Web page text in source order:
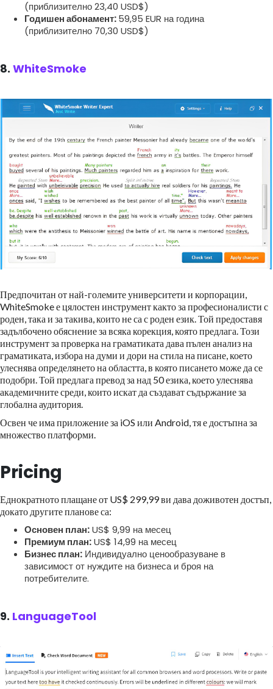
(приблизително 23,40 USD$)
Годишен абонамент:59,95 EUR на година
(приблизително 70,30 USD$)
8. WhiteSmoke
Предпочитан от най-големите университети и корпорации,
WhiteSmoke е цялостен инструмент както за професионалисти с
роден, така и за такива, които не са с роден език. Той предоставя
задълбочено обяснение за всяка корекция, която предлага. Този
инструмент за проверка на граматиката дава пълен анализ на
граматиката, избора на думи и дори на стила на писане, което
улеснява определянето на областта, в която писането може да се
подобри. Той предлага превод за над 50 езика, което улеснява
академичните среди, които искат да създават съдържание за
глобална аудитория.
Освен че има приложение за iOS или Android, тя е достъпна за
множество платформи.
Pricing
Еднократното плащане от US$ 299,99 ви дава доживотен достъп,
докато другите планове са:
Основен план:US$ 9,99 на месец
Премиум план:US$ 14,99 на месец
Бизнес план: Индивидуално ценообразуване в
зависимост от нуждите на бизнеса и броя на
потребителите.
9. LanguageTool